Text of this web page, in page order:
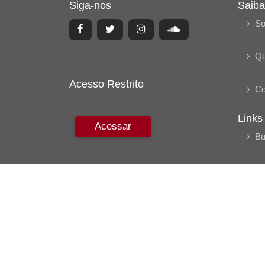
Siga-nos
Acesso Restrito
Acessar